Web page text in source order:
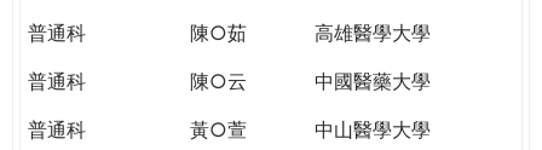
普通科
陳○茹
高雄醫學大學
普通科
陳○云
中國醫藥大學
普通科
黃○萱
中山醫學大學